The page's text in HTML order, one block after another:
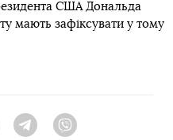
США Дональда
мають зафіксувати у тому
Twitter Telegram